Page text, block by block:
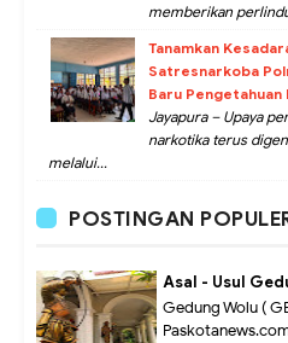
memberikan
Tanamkan
Satresnarkoba
Baru Pengetahuan
Jayapura – Upaya
narkotika terus
melalui...
POSTINGAN
Asal - Usul
Gedung Wolu (